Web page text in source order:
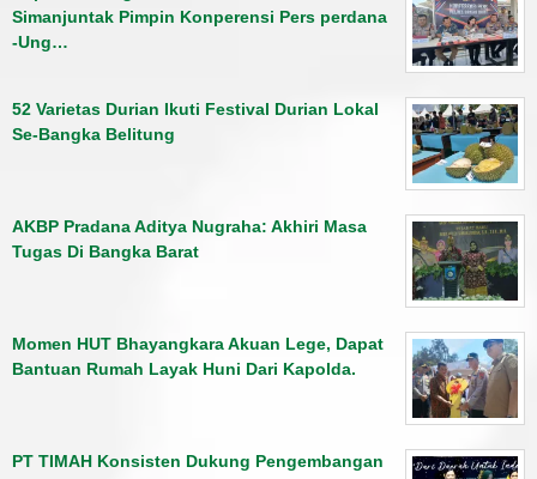
Simanjuntak Pimpin Konperensi Pers perdana
-Ung…
52 Varietas Durian Ikuti Festival Durian Lokal
Se-Bangka Belitung
AKBP Pradana Aditya Nugraha: Akhiri Masa
Tugas Di Bangka Barat
Momen HUT Bhayangkara Akuan Lege, Dapat
Bantuan Rumah Layak Huni Dari Kapolda.
PT TIMAH Konsisten Dukung Pengembangan